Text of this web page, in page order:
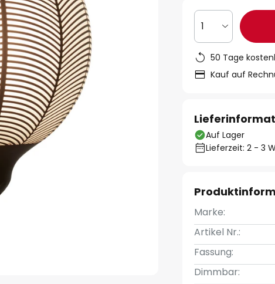
1
50 Tage
Kauf auf
Auf Lager
Lieferzeit: 2 - 3
Marke:
Artikel Nr.:
Fassung:
Dimmbar: